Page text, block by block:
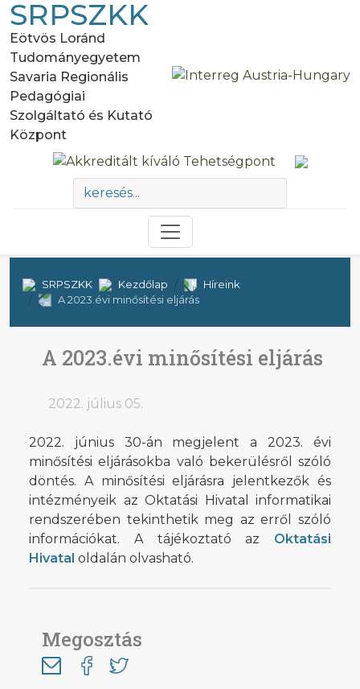
SRPSZKK
Eötvös Loránd
Tudományegyetem
Savaria Regionális
Pedagógiai
Szolgáltató és Kutató
Központ
SRPSZKK Kezdőlap
Híreink
A 2023.évi minősítési eljárás
A 2023.évi minősítési eljárás
2022. július 05.
2022. június 30-án megjelent a 2023. évi
minősítési eljárásokba való bekerülésről szóló
döntés. A minősítési eljárásra jelentkezők és
intézményeik az Oktatási Hivatal informatikai
rendszerében tekinthetik meg az erről szóló
információkat. A tájékoztató az Oktatási
Hivatal oldalán olvasható.
Megosztás